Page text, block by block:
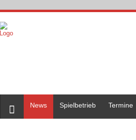
News
Spielbetrieb Termine